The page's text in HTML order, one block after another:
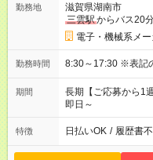
勤務地
滋賀県湖南市
三雲駅からバス20
電子・機械系メー
勤務時間 8:30～
期間
長期【ご応募から1
即日～
特徴 日払いOK / 履歴書